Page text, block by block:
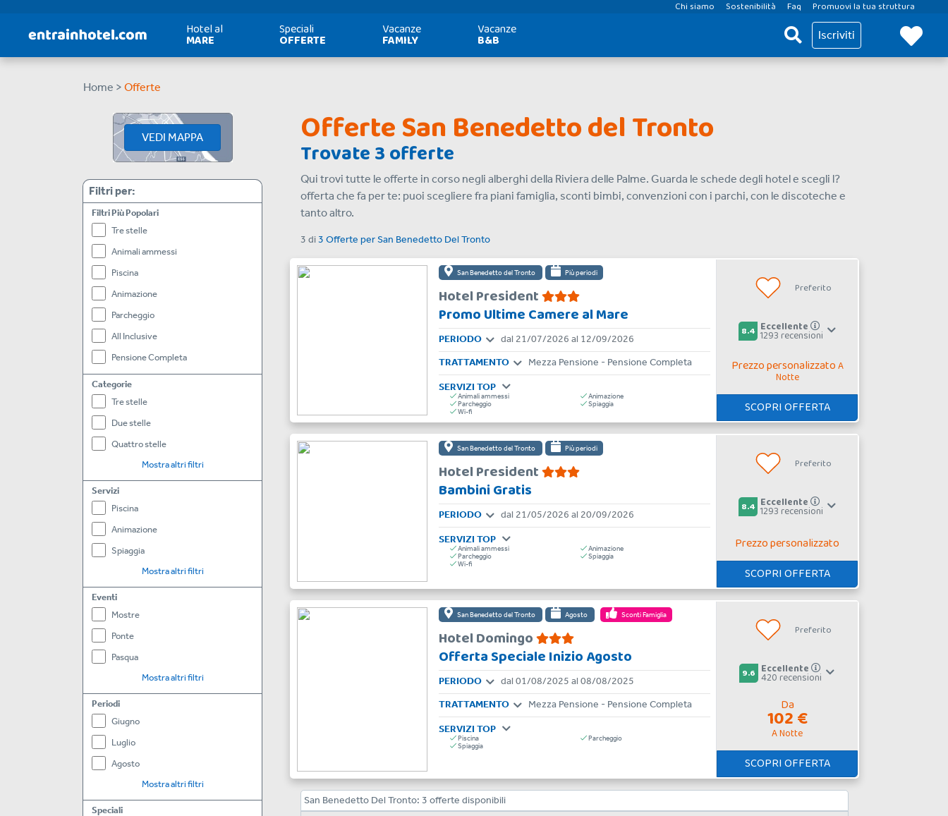
Chi siamo Sostenibilità Faq Promuovi la tua struttura
Hotel al
MARE
Speciali
OFFERTE
Vacanze
FAMILY
Vacanze
B&B Iscriviti
Home > Offerte
VEDI MAPPA
Filtri per:
Filtri Più Popolari
Tre stelle
Animali ammessi
Piscina
Animazione
Parcheggio
All Inclusive
Pensione Completa
Categorie
Tre stelle
Due stelle
Quattro stelle
Mostra altri filtri
Servizi
Piscina
Animazione
Spiaggia
Mostra altri filtri
Eventi
Mostre
Ponte
Pasqua
Mostra altri filtri
Periodi
Giugno
Luglio
Agosto
Mostra altri filtri
Speciali
Offerte San Benedetto del Tronto
Trovate 3 offerte
Qui trovi tutte le offerte in corso negli alberghi della Riviera delle Palme. Guarda le schede degli hotel e scegli l?
offerta che fa per te: puoi scegliere fra piani famiglia, sconti bimbi, convenzioni con i parchi, con le discoteche e
tanto altro.
3 di3 Offerte perSan Benedetto Del Tronto
San Benedetto del Tronto Più periodi
Hotel President
Promo Ultime Camere al Mare
PERIODO
dal 21/07/2026 al 12/09/2026
TRATTAMENTO
Mezza Pensione - Pensione Completa
SERVIZI TOP
Animali ammessi
Animazione
Parcheggio
Spiaggia
Wi-fi
Preferito
8.4 Eccellente
1293 recensioni
Prezzo personalizzatoA
Notte
SCOPRI OFFERTA
San Benedetto del Tronto Più periodi
Hotel President
Bambini Gratis
PERIODO dal 21/05/2026 al 20/09/2026
SERVIZI TOP
Animali ammessi
Animazione
Parcheggio
Spiaggia
Wi-fi
Preferito
8.4 Eccellente
1293 recensioni
Prezzo personalizzato
SCOPRI OFFERTA
San Benedetto del Tronto Agosto Sconti Famiglia
Hotel Domingo
Offerta Speciale Inizio Agosto
PERIODO
dal 01/08/2025 al 08/08/2025
TRATTAMENTO
Mezza Pensione - Pensione Completa
SERVIZI TOP
Piscina
Parcheggio
Spiaggia
Preferito
9.6 Eccellente
420 recensioni
Da
102 €
A Notte
SCOPRI OFFERTA
San Benedetto Del Tronto: 3 offerte disponibili